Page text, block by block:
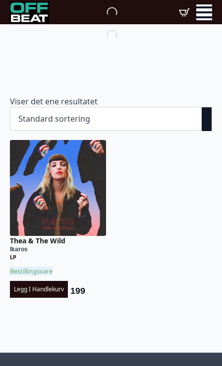
Viser det ene resultatet
Thea & The Wild
Ikaros
LP
Bestillingsvare
Legg I Handlekurv 199